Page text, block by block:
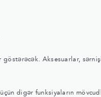
Aksesuarlar,
digər funksiyaların